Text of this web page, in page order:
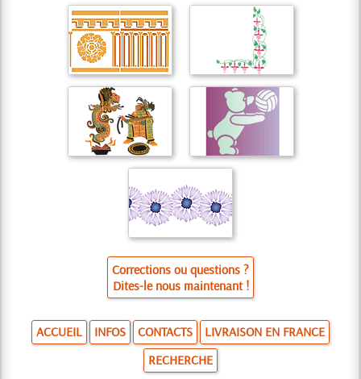
Corrections ou questions ?
Dites-le nous maintenant !
ACCUEIL INFOS CONTACTS
LIVRAISON EN FRANCE
RECHERCHE